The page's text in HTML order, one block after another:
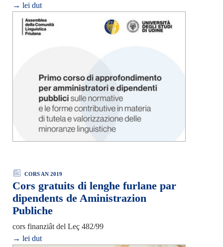
→ lei dut
CORS AN 2019
Cors gratuits di lenghe furlane par
dipendents de Aministrazion
Publiche
cors finanziât del Leç 482/99
→ lei dut